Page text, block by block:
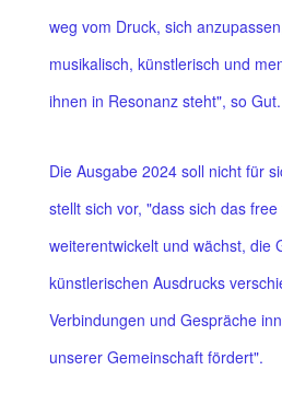
weg vom Druck, sich
musikalisch, künstlerisch und
ihnen in Resonanz steht", so Gut.
Die Ausgabe 2024 soll nicht für
stellt sich vor, "dass sich das
weiterentwickelt und wächst, die
künstlerischen Ausdrucks
Verbindungen und Gespräche
unserer Gemeinschaft fördert".